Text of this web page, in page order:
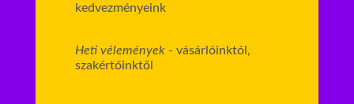
kedvezményeink
Heti vélemények- vásárlóinktól,
szakértőinktől